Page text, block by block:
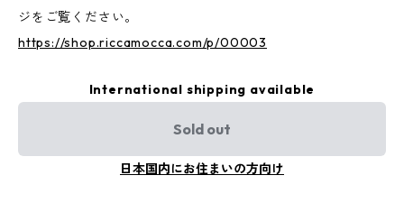
ジをご覧ください。
https://shop.riccamocca.com/p/00003
International shipping available
Sold out
日本国内にお住まいの方向け